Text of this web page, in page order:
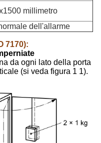
millimetro
dell'allarme
7170):
da ogni lato della porta
(si veda figura 1 1).